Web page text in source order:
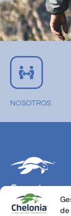
de
NOSOTROS
futuro